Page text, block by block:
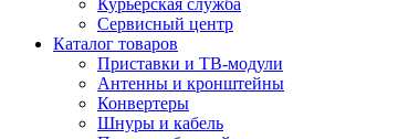
Курьерская служба
Сервисный центр
Каталог товаров
Приставки и ТВ-модули
Антенны и кронштейны
Конвертеры
Шнуры и кабель